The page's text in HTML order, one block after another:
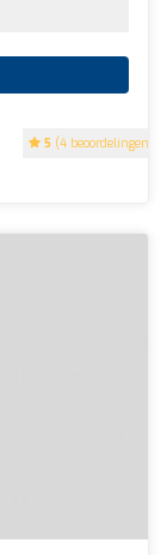
5 (4 beoordelingen)